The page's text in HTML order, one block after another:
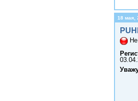
18 мая,